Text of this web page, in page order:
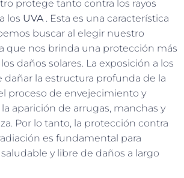
protege tanto contra los rayos
los UVA. Esta es una característica
buscar al elegir nuestro
que nos brinda una protección más
daños solares. La exposición a los
la estructura profunda de la
proceso de envejecimiento y
aparición de arrugas, manchas y
Por lo tanto, la protección contra
es fundamental para
y libre de daños a largo